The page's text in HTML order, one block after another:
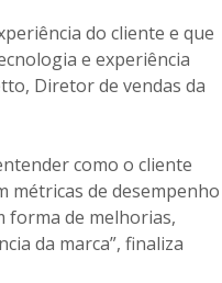
do cliente e que
e experiência
Diretor de vendas da
como o cliente
métricas de desempenho
forma de melhorias,
da marca”, finaliza